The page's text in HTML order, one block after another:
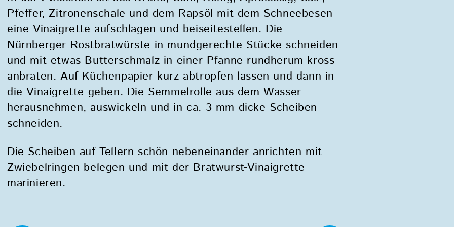
Pfeffer, Zitronenschale und dem Rapsöl mit dem Schneebesen
eine Vinaigrette aufschlagen und beiseitestellen. Die
Nürnberger Rostbratwürste in mundgerechte Stücke schneiden
und mit etwas Butterschmalz in einer Pfanne rundherum kross
anbraten. Auf Küchenpapier kurz abtropfen lassen und dann in
die Vinaigrette geben. Die Semmelrolle aus dem Wasser
herausnehmen, auswickeln und in ca. 3 mm dicke Scheiben
schneiden.
Die Scheiben auf Tellern schön nebeneinander anrichten mit
Zwiebelringen belegen und mit der Bratwurst-Vinaigrette
marinieren.